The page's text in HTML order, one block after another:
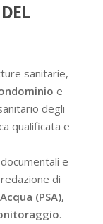
sanitarie,
e
degli
qualificata e
e
di
(PSA),
.